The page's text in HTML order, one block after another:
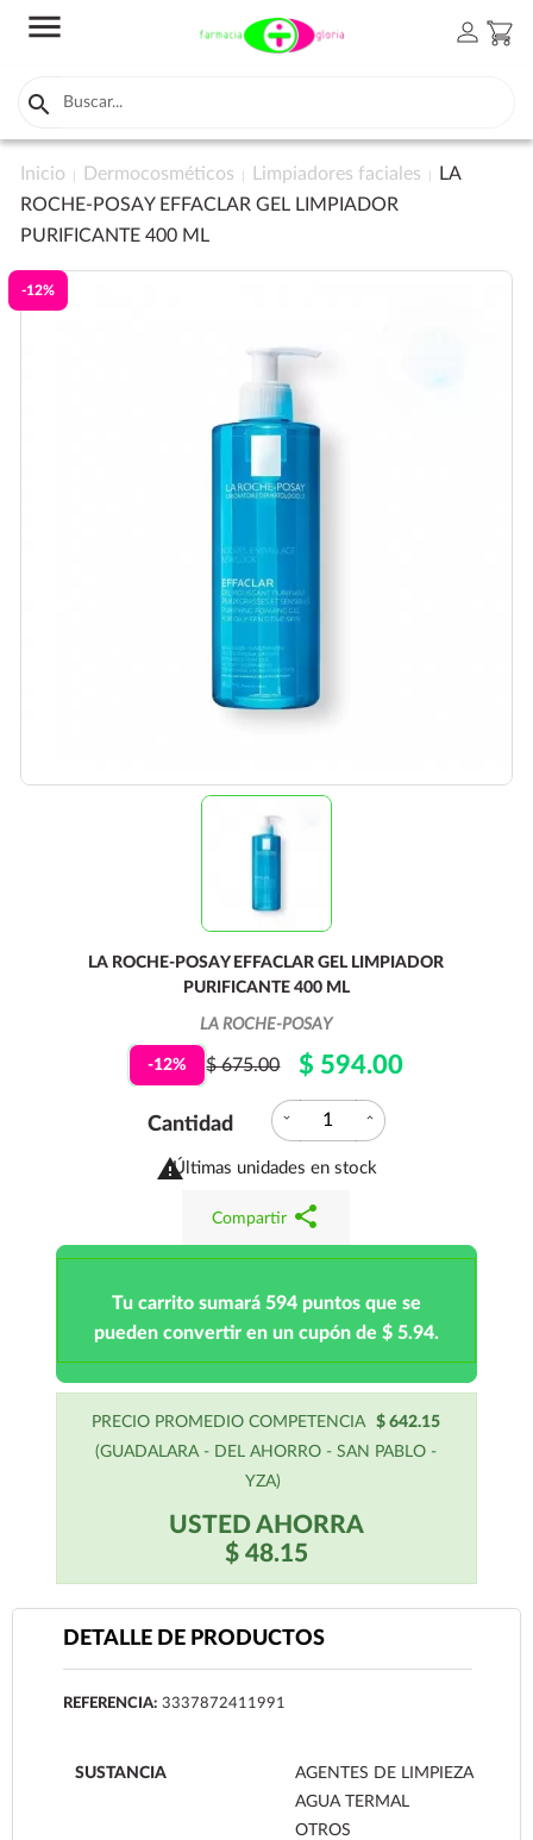
menu person shopping_cart

Inicio Dermocosméticos Limpiadores faciales
LA
ROCHE-POSAY EFFACLAR GEL LIMPIADOR
PURIFICANTE 400 ML
-12%
LA ROCHE-POSAY EFFACLAR GEL LIMPIADOR
PURIFICANTE 400 ML
LA ROCHE-POSAY
-12% $ 675.00 $ 594.00
Cantidad expand_more expand_less

Últimas unidades en stock
Compartir share
Tu carrito sumará 594 puntos que se
pueden convertir en un cupón de $ 5.94.
PRECIO PROMEDIO COMPETENCIA
$ 642.15
(GUADALARA - DEL AHORRO - SAN PABLO -
YZA)
USTED AHORRA
$ 48.15
DETALLE DE PRODUCTOS
REFERENCIA: 3337872411991
SUSTANCIA
AGENTES DE LIMPIEZA
AGUA TERMAL
OTROS